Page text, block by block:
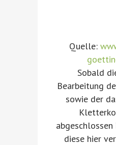
Quelle:
Sobald
Bearbeitung
sowie der
diese hier